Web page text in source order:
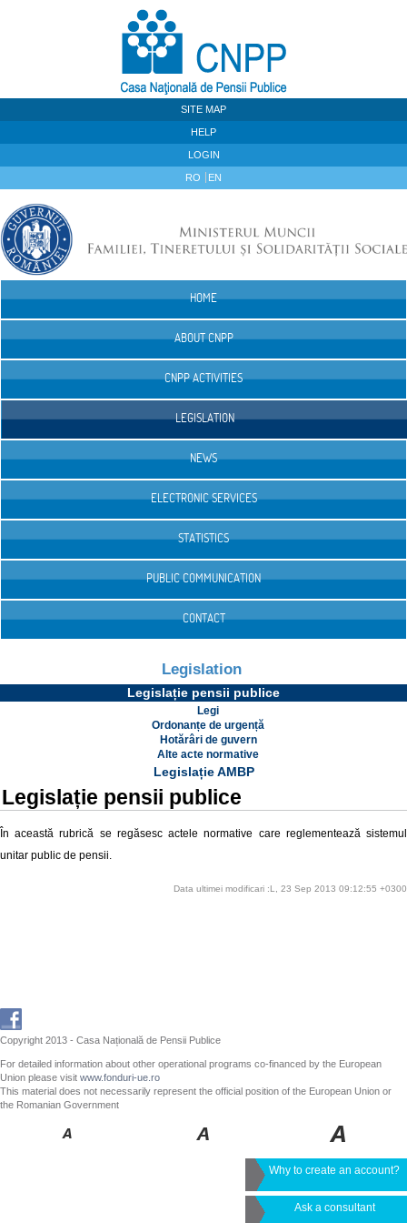
SITE MAP
HELP
LOGIN
RO EN
HOME
ABOUT CNPP
CNPP ACTIVITIES
LEGISLATION
NEWS
ELECTRONIC SERVICES
STATISTICS
PUBLIC COMMUNICATION
CONTACT
Legislation
Legislație pensii publice
Legi
Ordonanțe de urgență
Hotărâri de guvern
Alte acte normative
Legislație AMBP
Legislație pensii publice
În această rubrică se regăsesc actele normative care reglementează sistemul
unitar public de pensii.
Data ultimei modificari :L, 23 Sep 2013 09:12:55 +0300
Copyright 2013 - Casa Națională de Pensii Publice
For detailed information about other operational programs co-financed by the European
Union please visit www.fonduri-ue.ro
This material does not necessarily represent the official position of the European Union or
the Romanian Government
Why to create an account?
Ask a consultant